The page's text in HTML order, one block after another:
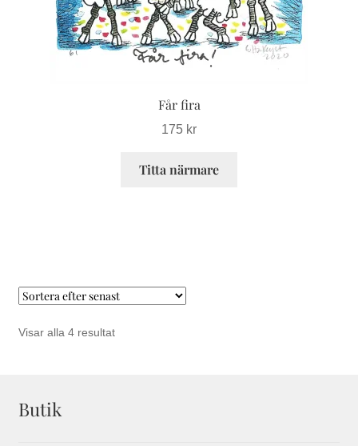
Får fira
175 kr
Titta närmare
väljas
på
produktsidan
Visar alla 4 resultatSortera
Butik